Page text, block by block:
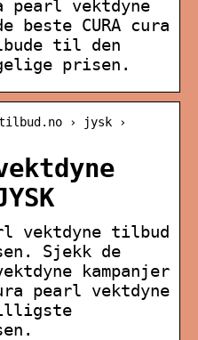
pearl vektdyne
beste CURA cura
til den
prisen.
› jysk ›
vektdyne tilbud
Sjekk de
kampanjer
pearl vektdyne